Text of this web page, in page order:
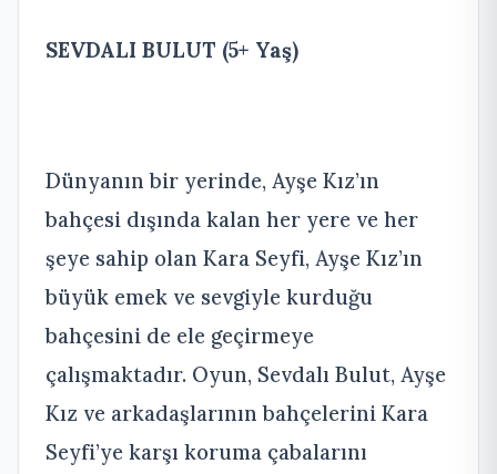
SEVDALI BULUT (5+ Yaş)
Dünyanın bir yerinde, Ayşe Kız’ın
bahçesi dışında kalan her yere ve her
şeye sahip olan Kara Seyfi, Ayşe Kız’ın
büyük emek ve sevgiyle kurduğu
bahçesini de ele geçirmeye
çalışmaktadır. Oyun, Sevdalı Bulut, Ayşe
Kız ve arkadaşlarının bahçelerini Kara
Seyfi’ye karşı koruma çabalarını